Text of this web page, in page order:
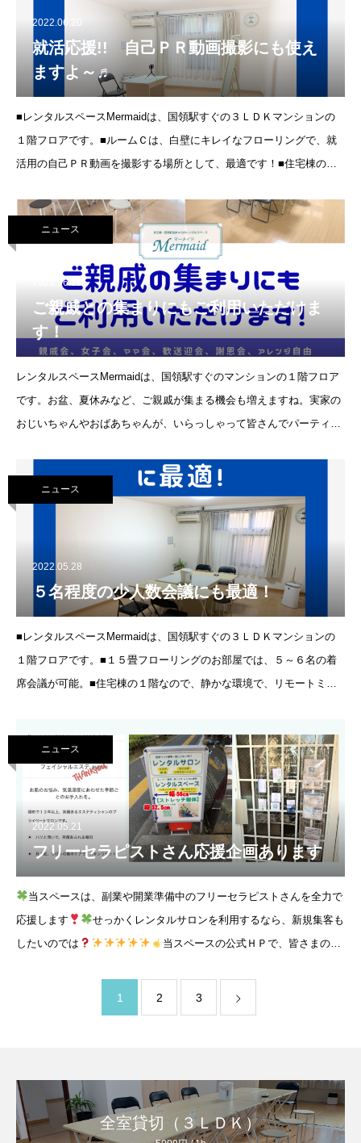
2022.06.20
就活応援!! 自己ＰＲ動画撮影にも使え
ますよ～♬
■レンタルスペースMermaidは、国領駅すぐの３ＬＤＫマンションの
１階フロアです。■ルームＣは、白壁にキレイなフローリングで、就
活用の自己ＰＲ動画を撮影する場所として、最適です！■住宅棟の１
ニュース
2022.06.11
ご親戚との集まりにもご利用いただけま
す！
レンタルスペースMermaidは、国領駅すぐのマンションの１階フロア
です。お盆、夏休みなど、ご親戚が集まる機会も増えますね。実家の
おじいちゃんやおばあちゃんが、いらっしゃって皆さんでパーティす
ニュース
2022.05.28
５名程度の少人数会議にも最適！
■レンタルスペースMermaidは、国領駅すぐの３ＬＤＫマンションの
１階フロアです。■１５畳フローリングのお部屋では、５～６名の着
席会議が可能。■住宅棟の１階なので、静かな環境で、リモートミー
ニュース
2022.05.21
フリーセラピストさん応援企画あります
当スペースは、副業や開業準備中のフリーセラピストさんを全力で
応援します
せっかくレンタルサロンを利用するなら、新規集客も
したいのでは
当スペースの公式ＨＰで、皆さまの技
1 2 3
全室貸切（３ＬＤＫ）